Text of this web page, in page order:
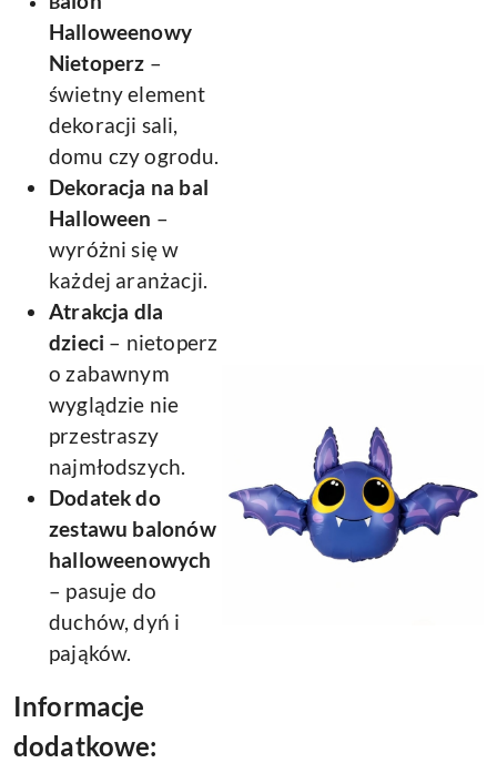
Halloweenowy
Nietoperz –
świetny element
dekoracji sali,
domu czy ogrodu.
Dekoracja na bal
Halloween –
wyróżni się w
każdej aranżacji.
Atrakcja dla
dzieci – nietoperz
o zabawnym
wyglądzie nie
przestraszy
najmłodszych.
Dodatek do
zestawu balonów
halloweenowych
– pasuje do
duchów, dyń i
pająków.
Informacje
dodatkowe: